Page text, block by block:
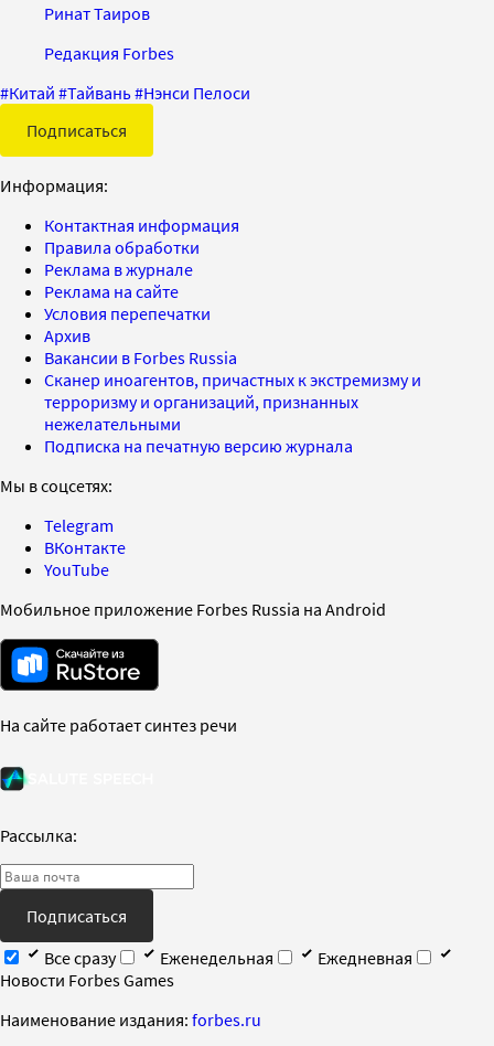
Ринат Таиров
Редакция Forbes
#Китай #Тайвань#Нэнси Пелоси
Подписаться
Информация:
Контактная информация
Правила обработки
Реклама в журнале
Реклама на сайте
Условия перепечатки
Архив
Вакансии в Forbes Russia
Сканер иноагентов, причастных к экстремизму и
терроризму и организаций, признанных
нежелательными
Подписка на печатную версию журнала
Мы в соцсетях:
Telegram
ВКонтакте
YouTube
Мобильное приложение Forbes Russia на Android
На сайте работает синтез речи
Рассылка:
Подписаться
Все сразу
Еженедельная
Ежедневная
Новости Forbes Games
Наименование издания: forbes.ru